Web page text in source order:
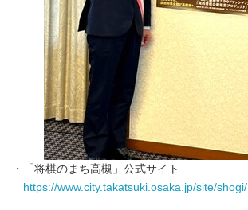
・「将棋のまち高槻」公式サイト
https://www.city.takatsuki.osaka.jp/site/shogi/